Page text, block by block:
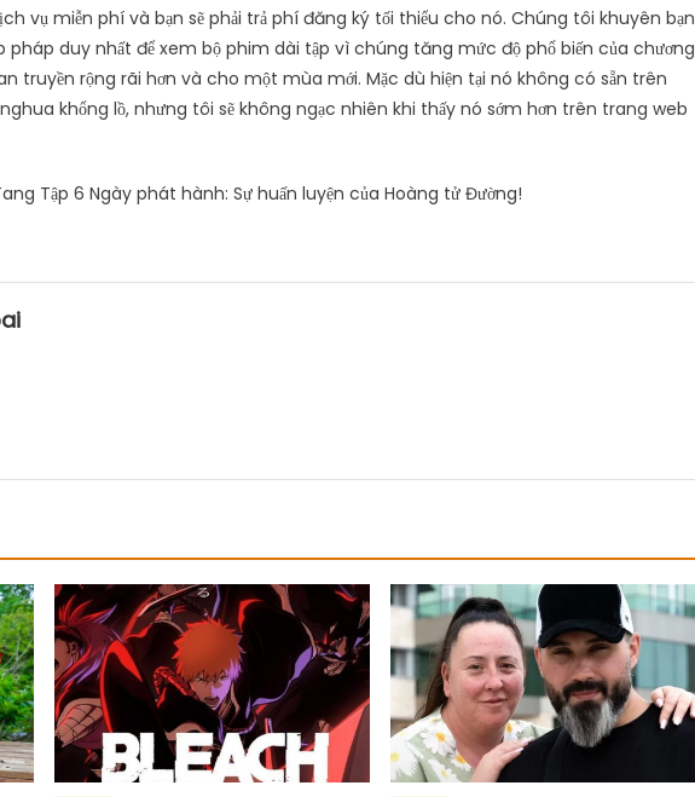
vụ miễn phí và bạn sẽ phải trả phí đăng ký tối thiểu cho nó. Chúng tôi khuyên bạn
pháp duy nhất để xem bộ phim dài tập vì chúng tăng mức độ phổ biến của chương
truyền rộng rãi hơn và cho một mùa mới. Mặc dù hiện tại nó không có sẵn trên
khổng lồ, nhưng tôi sẽ không ngạc nhiên khi thấy nó sớm hơn trên trang web
Tập 6 Ngày phát hành: Sự huấn luyện của Hoàng tử Đường!